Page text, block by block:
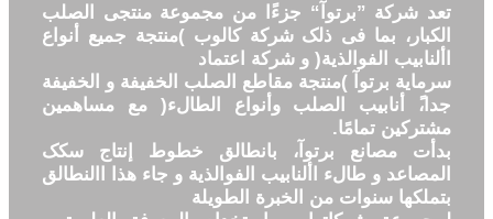
تعد شرکة ”برتوآ“ جزءًا من مجموعة منتجی الصلب
الکبار، بما فی ذلک شرکة کالوب )منتجة جمیع أنواع
األنابیب الفوالذیة( و شرکة اعتماد
سرمایة برتوآ )منتجة مقاطع الصلب الخفیفة و الخفیفة
جدا،ً أنابیب الصلب وأنواع الطالء( مع مساهمین
مشترکین تمامًا.
بدأت مصانع برتوآ، بانطالق خطوط إنتاج سکک
المصاعد و طالء األنابیب الفوالذیة و جاء هذا االنطالق
بتملکها سنوات من الخبرة الطویلة